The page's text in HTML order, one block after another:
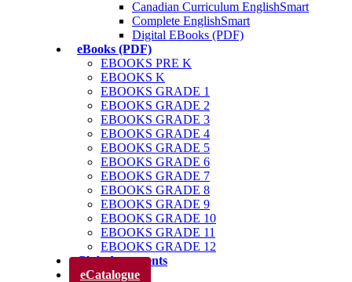
Canadian Curriculum EnglishSmart
Complete EnglishSmart
Digital EBooks (PDF)
eBooks (PDF)
EBOOKS PRE K
EBOOKS K
EBOOKS GRADE 1
EBOOKS GRADE 2
EBOOKS GRADE 3
EBOOKS GRADE 4
EBOOKS GRADE 5
EBOOKS GRADE 6
EBOOKS GRADE 7
EBOOKS GRADE 8
EBOOKS GRADE 9
EBOOKS GRADE 10
EBOOKS GRADE 11
EBOOKS GRADE 12
Club des parents
eCatalogue